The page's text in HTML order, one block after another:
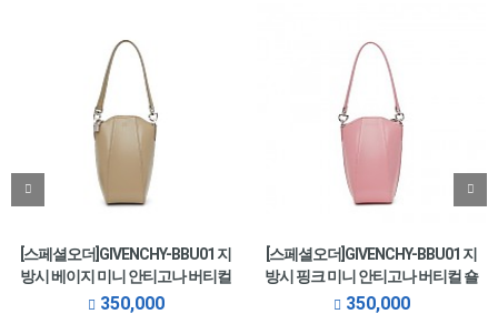
[스페셜오더]GIVENCHY-BBU01 지
방시 베이지 미니 안티고나 버티컬
숄더 백
350,000
[스페셜오더]GIVENCHY-BBU01 지
방시 핑크 미니 안티고나 버티컬 숄
더 백
350,000